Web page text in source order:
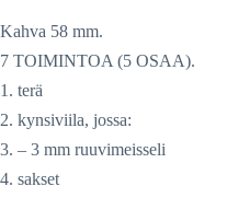
Kahva 58 mm.
7 TOIMINTOA (5 OSAA).
1. terä
2. kynsiviila, jossa:
3. – 3 mm ruuvimeisseli
4. sakset